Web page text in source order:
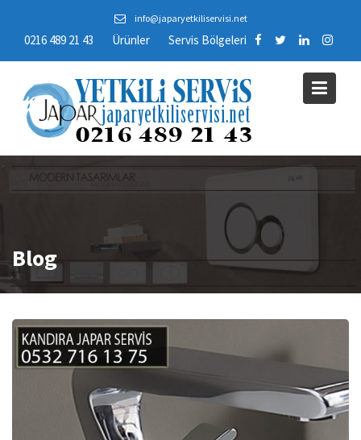
content
info@japaryetkiliservisi.net
0216 489 21 43 Ürünler Servis Bölgeleri
Blog